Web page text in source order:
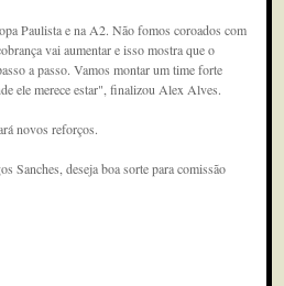
Paulista e na A2. Não fomos coroados com
vai aumentar e isso mostra que o
a passo. Vamos montar um time forte
ele merece estar", finalizou Alex Alves.
novos reforços.
Sanches, deseja boa sorte para comissão